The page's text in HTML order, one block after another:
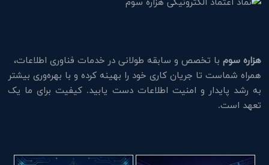
هزاره سوم با تخصص و سابقه طولانی در خدمات فناوری اطلاعات،
همراه شماست تا جریان کاری خود را بهینه کرده و با بهره‌وری بیشتر
به رشد پایدار و امنیت اطلاعات دست یابید. کیفیت برای ما یک
تعهد است.